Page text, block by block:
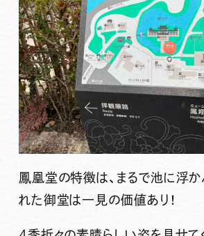
鳳凰堂の特徴は、まるで池に浮か
れた御堂は一見の価値あり！